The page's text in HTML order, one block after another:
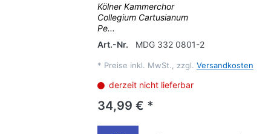
Kölner Kammerchor
Collegium Cartusianum
Pe...
Art.-Nr.
MDG 332 0801-2
* Preise inkl. MwSt., zzgl. Versandkosten
derzeit nicht lieferbar
34,99 € *